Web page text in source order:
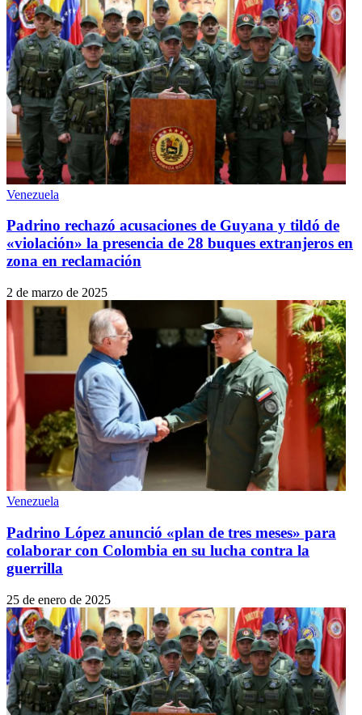
Venezuela
Padrino rechazó acusaciones de Guyana y tildó de
«violación» la presencia de 28 buques extranjeros en
zona en reclamación
2 de marzo de 2025
Venezuela
Padrino López anunció «plan de tres meses» para
colaborar con Colombia en su lucha contra la
guerrilla
25 de enero de 2025